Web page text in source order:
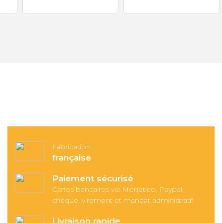
Fabrication
française
Paiement sécurisé
Cartes bancaires via Monetico, Paypal,
chèque, virement et mandat administratif
Livraison rapide